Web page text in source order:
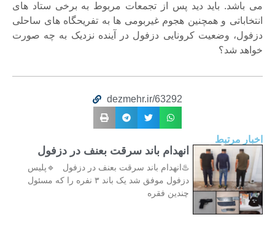
می باشد. باید دید پس از تجمعات مربوط به برخی ستاد های
انتخاباتی و همچنین هجوم غیربومی ها به تفریحگاه های ساحلی
دزفول، وضعیت کرونایی دزفول در آینده نزدیک به چه صورت
خواهد شد؟
dezmehr.ir/63292
اخبار مرتبط
انهدام باند سرقت بعنف در دزفول
♨️انهدام باند سرقت بعنف در دزفول 🔹پلیس
دزفول موفق شد یک باند ۳ نفره را که مسئول
چندین فقره